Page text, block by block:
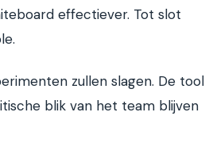
effectiever. Tot slot
zullen slagen. De tool
blik van het team blijven